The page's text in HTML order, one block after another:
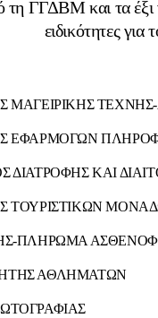
τη ΓΓΔΒΜ και τα
ειδικότητες
ΜΑΓΕΙΡΙΚΗΣ
ΕΦΑΡΜΟΓΩΝ
ΔΙΑΤΡΟΦΗΣ ΚΑΙ
ΤΟΥΡΙΣΤΙΚΩΝ
ΠΛΗΡΩΜΑ
ΑΘΛΗΜΑΤΩΝ